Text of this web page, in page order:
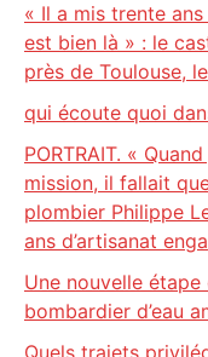
« Il a mis trente
est bien là » : le
près de Toulouse,
qui écoute quoi
PORTRAIT. «
mission, il fallait
plombier Philippe
ans d’artisanat
Une nouvelle
bombardier d’eau
Quels trajets